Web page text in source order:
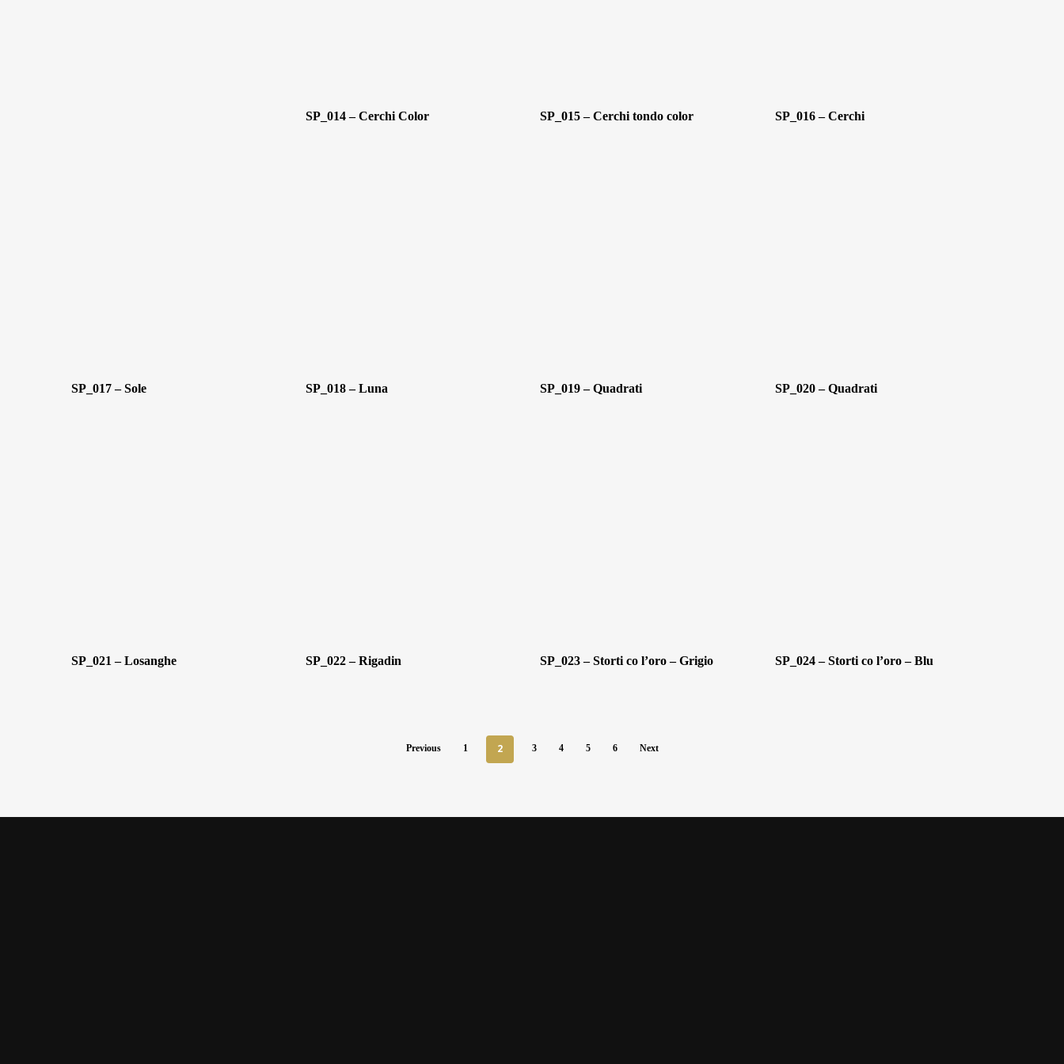
SP_014 – Cerchi Color SP_015 – Cerchi tondo color SP_016 – Cerchi
SP_017 – Sole SP_018 – Luna SP_019 – Quadrati SP_020 – Quadrati
SP_021 – Losanghe SP_022 – Rigadin SP_023 – Storti co l’oro – Grigio SP_024 – Storti co l’oro – Blu
Previous 1 2 3 4 5 6 Next